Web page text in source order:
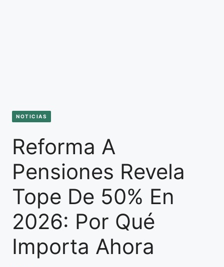
NOTICIAS
Reforma A
Pensiones Revela
Tope De 50% En
2026: Por Qué
Importa Ahora